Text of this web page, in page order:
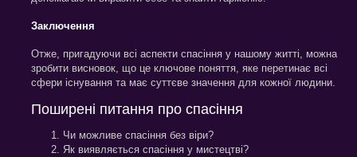
Заключення
Отже, пригадуючи всі аспекти спасіння у нашому житті, можна
зробити висновок, що це ключове поняття, яке перетинає всі
сфери існування та має суттєве значення для кожної людини.
Поширені питання про спасіння
Чи можливе спасіння без віри?
Як виявляється спасіння у мистецтві?